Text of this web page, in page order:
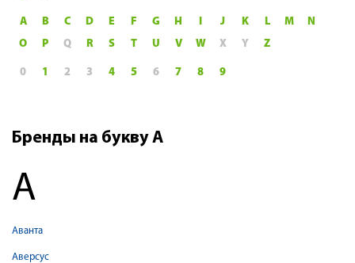
A B C D E F G H I J K L M
N
O
P Q R S T U V W X Y Z
0 1 2 3 4 5 6 7 8 9
Бренды на букву А
А
Аванта
Аверсус